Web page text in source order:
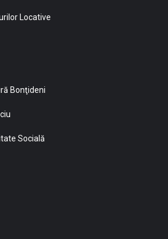
Locative
Bonţideni
Socială